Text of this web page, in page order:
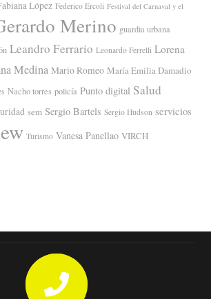
López Federico Ercoli Festival del Carnaval y el
Merino guardia urbana
Leandro Ferrario Leonardo Ferrelli Lorena
Medina Mario Romeo María Emilia Damadio
Nacho torres policía Punto digital Salud
sem Sergio Bartels Sergio Hudson servicios
Turismo Vanesa Panellao VIRCH